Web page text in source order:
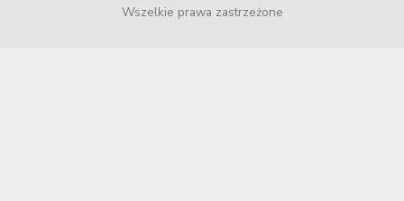
Wszelkie prawa zastrzeżone